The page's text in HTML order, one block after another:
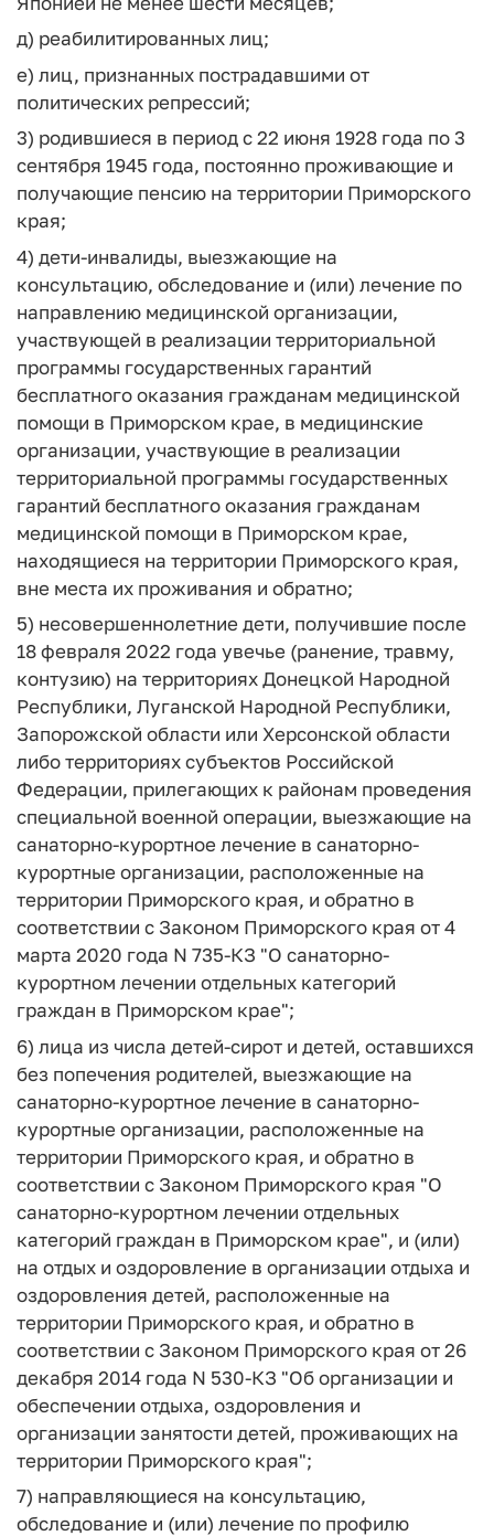
д) реабилитированных лиц;
е) лиц, признанных пострадавшими от
политических репрессий;
3) родившиеся в период с 22 июня 1928 года по 3
сентября 1945 года, постоянно проживающие и
получающие пенсию на территории Приморского
края;
4) дети-инвалиды, выезжающие на
консультацию, обследование и (или) лечение по
направлению медицинской организации,
участвующей в реализации территориальной
программы государственных гарантий
бесплатного оказания гражданам медицинской
помощи в Приморском крае, в медицинские
организации, участвующие в реализации
территориальной программы государственных
гарантий бесплатного оказания гражданам
медицинской помощи в Приморском крае,
находящиеся на территории Приморского края,
вне места их проживания и обратно;
5) несовершеннолетние дети, получившие после
18 февраля 2022 года увечье (ранение, травму,
контузию) на территориях Донецкой Народной
Республики, Луганской Народной Республики,
Запорожской области или Херсонской области
либо территориях субъектов Российской
Федерации, прилегающих к районам проведения
специальной военной операции, выезжающие на
санаторно-курортное лечение в санаторно-
курортные организации, расположенные на
территории Приморского края, и обратно в
соответствии с Законом Приморского края от 4
марта 2020 года N 735-КЗ "О санаторно-
курортном лечении отдельных категорий
граждан в Приморском крае";
6) лица из числа детей-сирот и детей, оставшихся
без попечения родителей, выезжающие на
санаторно-курортное лечение в санаторно-
курортные организации, расположенные на
территории Приморского края, и обратно в
соответствии с Законом Приморского края "О
санаторно-курортном лечении отдельных
категорий граждан в Приморском крае", и (или)
на отдых и оздоровление в организации отдыха и
оздоровления детей, расположенные на
территории Приморского края, и обратно в
соответствии с Законом Приморского края от 26
декабря 2014 года N 530-КЗ "Об организации и
обеспечении отдыха, оздоровления и
организации занятости детей, проживающих на
территории Приморского края";
7) направляющиеся на консультацию,
обследование и (или) лечение по профилю